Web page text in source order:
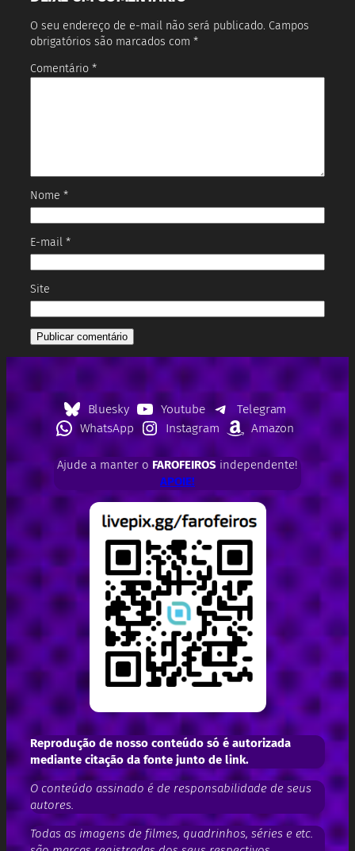
O seu endereço de e-mail não será publicado. Campos
obrigatórios são marcados com *
Comentário *
Nome *
E-mail *
Site
Bluesky Youtube
Telegram
WhatsApp
Instagram Amazon
Ajude a manter o FAROFEIROSindependente!
APOIE!
Reprodução de nosso conteúdo só é autorizada
mediante citação da fonte junto de link.
O conteúdo assinado é de responsabilidade de seus
autores.
Todas as imagens de filmes, quadrinhos, séries e etc.